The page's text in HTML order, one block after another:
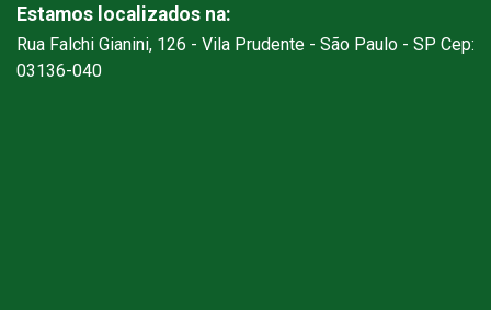
Estamos localizados na:
Rua Falchi Gianini, 126 - Vila Prudente - São Paulo - SP Cep:
03136-040